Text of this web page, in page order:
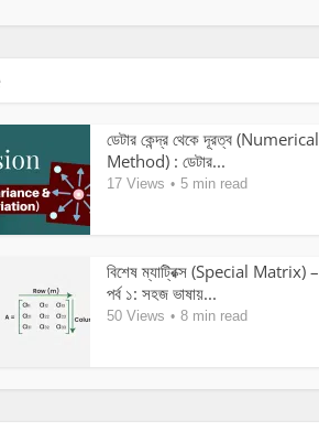
ডেটার কেন্দ্র থেকে দূরত্ব (Numerical
Method) : ডেটার...
17 Views 5 min read
বিশেষ ম্যাট্রিক্স (Special Matrix) –
পর্ব ১: সহজ ভাষায়...
50 Views 8 min read